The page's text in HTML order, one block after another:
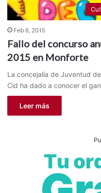
Feb 6, 2015
Fallo del concurso
2015 en Monforte
La concejalía de Juventud
Cid ha dado a conocer el
Leer más